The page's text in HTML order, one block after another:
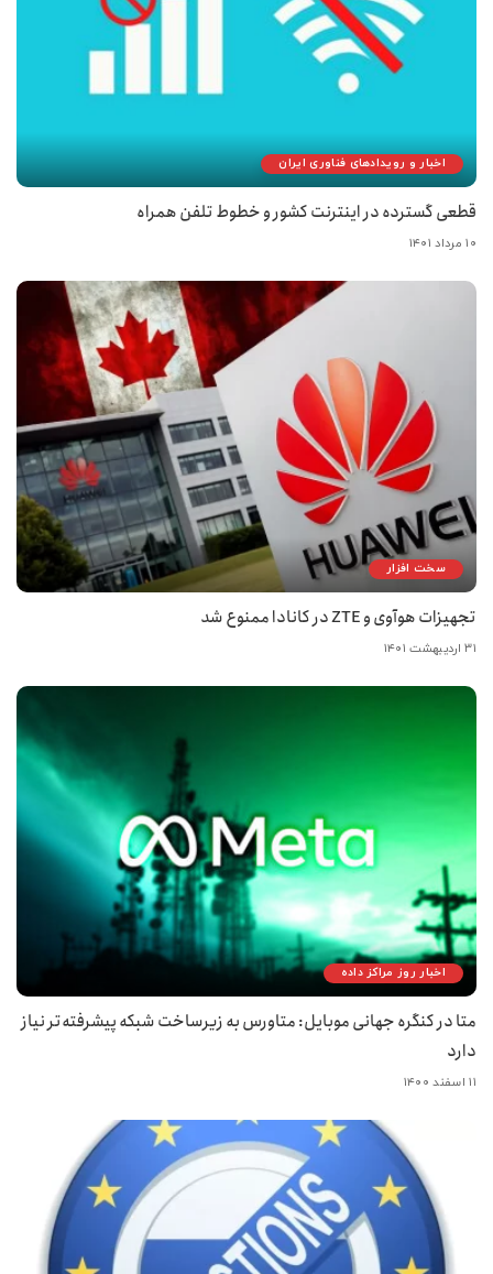
اخبار و رویدادهای فناوری ایران
قطعی گسترده در اینترنت کشور و خطوط تلفن همراه
۱۰ مرداد ۱۴۰۱
سخت افزار
تجهیزات هوآوی و ZTE در کانادا ممنوع شد
۳۱ اردیبهشت ۱۴۰۱
اخبار روز مراکز داده
متا در کنگره جهانی موبایل: متاورس به زیرساخت شبکه پیشرفته‌تر نیاز
دارد
۱۱ اسفند ۱۴۰۰